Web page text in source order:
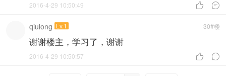
 
2016-4-29 10:50:49
30#楼
qiulong Lv.1
谢谢楼主，学习了，谢谢
 
2016-4-29 10:50:57